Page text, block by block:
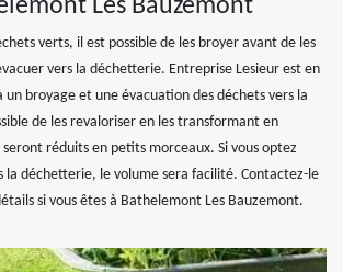
Les Bauzemont
verts, il est possible de les broyer avant de les
vers la déchetterie. Entreprise Lesieur est en
un broyage et une évacuation des déchets vers la
de les revaloriser en les transformant en
réduits en petits morceaux. Si vous optez
la déchetterie, le volume sera facilité. Contactez-le
si vous êtes à Bathelemont Les Bauzemont.